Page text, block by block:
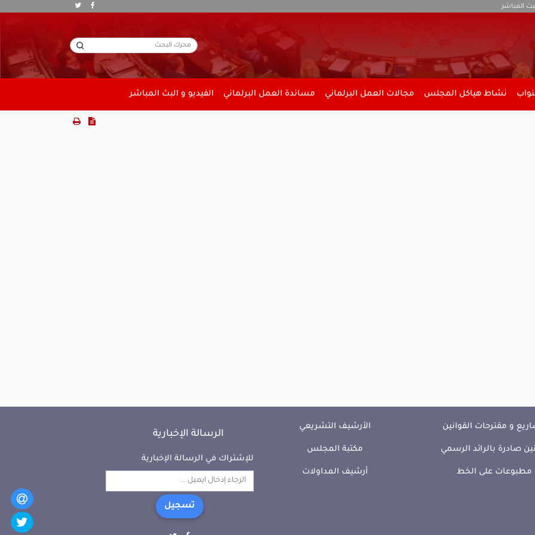
المباشر
نشاط هياكل المجلس مجالات العمل البرلماني مساندة العمل البرلماني الفيديو و البث المباشر
و مقترحات القوانين
صادرة بالرائد الرسمي
مطبوعات على الخط
الأرشيف التشريعي
مكتبة المجلس
أرشيف المداولات
الرسالة الإخبارية
للإشتراك في الرسالة الإخبارية
تسجيل